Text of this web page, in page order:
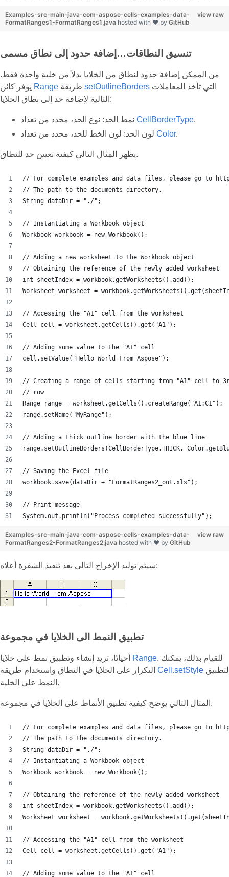
view raw
Examples-src-main-java-com-aspose-cells-examples-data-
FormatRanges1-FormatRanges1.java hosted with ❤ by GitHub
تنسيق النطاقات…إضافة حدود إلى نطاق مسمى
من الممكن إضافة حدود لنطاق من الخلايا بدلاً من خلية واحدة فقط.
Range setOutlineBorders
التالية لإضافة حد إلى نطاق الخلايا:
CellBorderType.
Color.
يظهر المثال التالي كيفية تعيين حد للنطاق.
// For complete examples and data files, please go to
// The path to the documents directory.
String dataDir = "./";
// Instantiating a Workbook object
Workbook workbook = new Workbook();
// Adding a new worksheet to the Workbook object
// Obtaining the reference of the newly added worksheet
int sheetIndex = workbook.getWorksheets().add();
Worksheet worksheet =
// Accessing the "A1" cell from the worksheet
Cell cell = worksheet.getCells().get("A1");
// Adding some value to the "A1" cell
cell.setValue("Hello World From Aspose");
// Creating a range of cells starting from "A1" cell to
// row
Range range = worksheet.getCells().createRange("A1:C1");
range.setName("MyRange");
// Adding a thick outline border with the blue line
range.setOutlineBorders(CellBorderType.THICK,
// Saving the Excel file
workbook.save(dataDir + "FormatRanges2_out.xls");
// Print message
System.out.println("Process completed successfully");
view raw
Examples-src-main-java-com-aspose-cells-examples-data-
FormatRanges2-FormatRanges2.java hosted with ❤ by GitHub
سيتم توليد الإخراج التالي بعد تنفيذ الشفرة أعلاه:
تطبيق النمط الى الخلايا في مجموعة
Range. للقيام بذلك، يمكنك
Cell.setStyle
النمط على الخلية.
المثال التالي يوضح كيفية تطبيق الأنماط على الخلايا في مجموعة.
// For complete examples and data files, please go to
// The path to the documents directory.
String dataDir = "./";
// Instantiating a Workbook object
Workbook workbook = new Workbook();
// Obtaining the reference of the newly added worksheet
int sheetIndex = workbook.getWorksheets().add();
Worksheet worksheet =
// Accessing the "A1" cell from the worksheet
Cell cell = worksheet.getCells().get("A1");
// Adding some value to the "A1" cell